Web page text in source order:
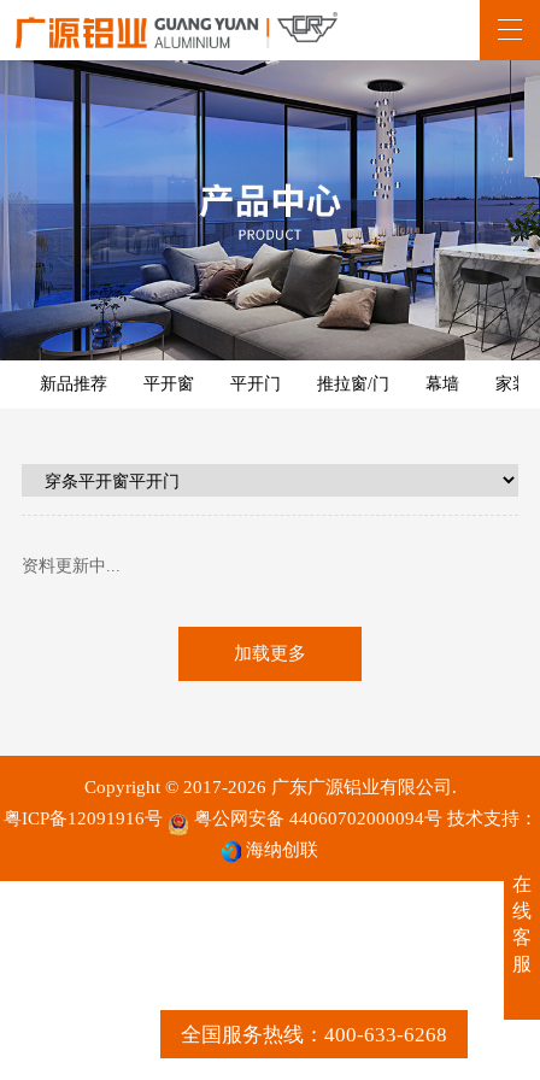
全国服务热线：400-633-6268
新品推荐 平开窗 平开门 推拉窗/门 幕墙 家装
资料更新中...
加载更多
Copyright © 2017-2026 广东广源铝业有限公司.
粤ICP备12091916号
粤公网安备 44060702000094号 技术支持：
海纳创联
在
线
客
服